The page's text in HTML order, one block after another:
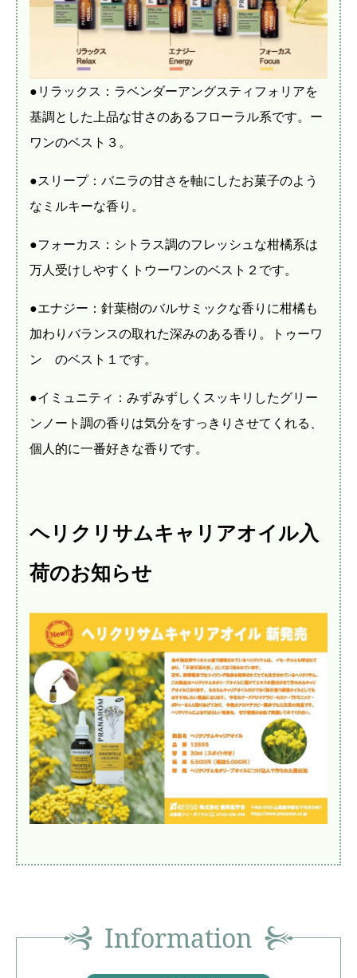
●リラックス：ラベンダーアングスティフォリアを
基調とした上品な甘さのあるフローラル系です。ー
ワンのベスト３。
●スリープ：バニラの甘さを軸にしたお菓子のよう
なミルキーな香り。
●フォーカス：シトラス調のフレッシュな柑橘系は
万人受けしやすくトウーワンのベスト２です。
●エナジー：針葉樹のバルサミックな香りに柑橘も
加わりバランスの取れた深みのある香り。トゥーワ
ン のベスト１です。
●イミュニティ：みずみずしくスッキリしたグリー
ンノート調の香りは気分をすっきりさせてくれる、
個人的に一番好きな香りです。
ヘリクリサムキャリアオイル入
荷のお知らせ
Information